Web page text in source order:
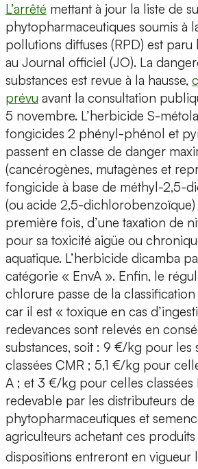
L’arrêté mettant à jour la liste de
phytopharmaceutiques soumis à
pollutions diffuses (RPD) est
au Journal officiel (JO). La
substances est revue à la hausse,
prévu avant la consultation
5 novembre. L’herbicide S-
fongicides 2 phényl-phénol et
passent en classe de danger
(cancérogènes, mutagènes et
fongicide à base de méthyl-2,5-
(ou acide 2,5-dichlorobenzoïque)
première fois, d’une taxation de
pour sa toxicité aigüe ou
aquatique. L’herbicide dicamba
catégorie « EnvA ». Enfin, le
chlorure passe de la classification
car il est « toxique en cas
redevances sont relevés en
substances, soit : 9 €/kg pour les
classées CMR ; 5,1 €/kg pour
A ; et 3 €/kg pour celles classées
redevable par les distributeurs de
phytopharmaceutiques et
agriculteurs achetant ces produits
dispositions entreront en vigueur